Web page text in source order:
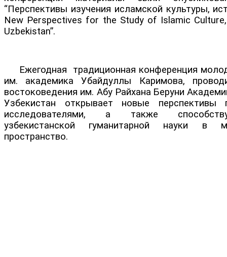
“Перспективы изучения исламской культуры,
New Perspectives for the Study of Islamic
Uzbekistan”.
Ежегодная традиционная конференция
им. академика Убайдуллы Каримова,
востоковедения им. Абу Райхана Беруни
Узбекистан открывает новые
исследователями, а также
узбекистанской гуманитарной науки в
пространство.